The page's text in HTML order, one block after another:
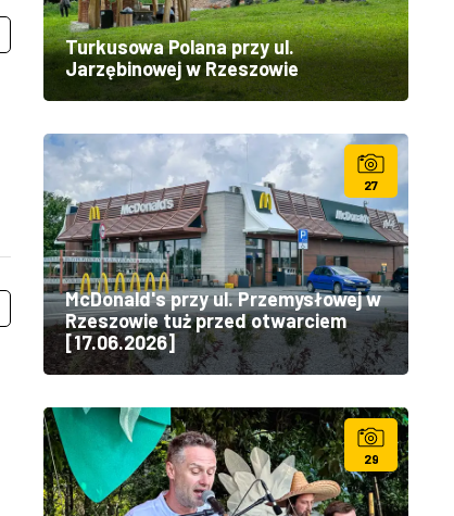
Turkusowa Polana przy ul.
Jarzębinowej w Rzeszowie
27
McDonald's przy ul. Przemysłowej w
Rzeszowie tuż przed otwarciem
[17.06.2026]
29